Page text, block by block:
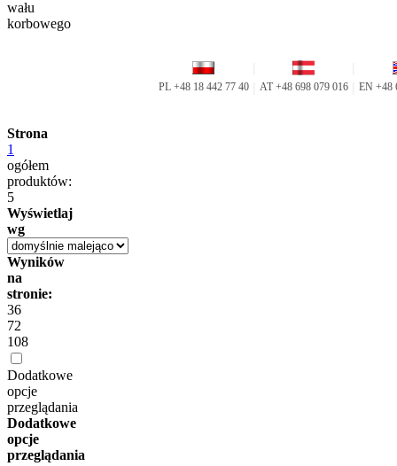
wału
korbowego
Strona
1
ogółem
produktów:
5
Wyświetlaj
wg
Wyników
na
stronie:
36
72
108
Dodatkowe
opcje
przeglądania
Dodatkowe
opcje
przeglądania